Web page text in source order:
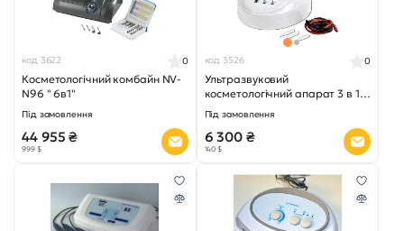
код 3622
Косметологічний комбайн NV-
N96 " 6в1"
0
Під замовлення
44 955 ₴
999 $
код 3526
Ультразвуковий
косметологічний апарат 3 в 1
as-M3 new
0
Під замовлення
6 300 ₴
140 $